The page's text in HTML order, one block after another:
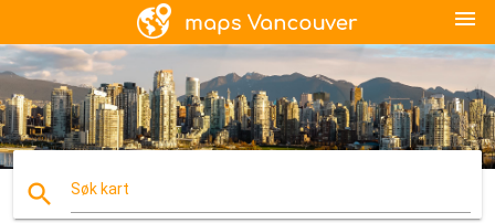
menu
search Søk kart